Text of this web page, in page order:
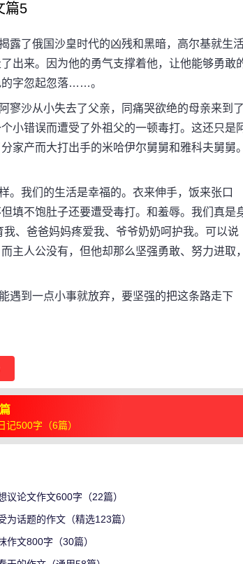
篇5
了俄国沙皇时代的凶残和黑暗，高尔基就生
出来。因为他的勇气支撑着他，让他能够勇敢
的字忽起忽落……。
沙从小失去了父亲，同痛哭欲绝的母亲来到
小错误而遭受了外祖父的一顿毒打。这还只是
家产而大打出手的米哈伊尔舅舅和雅科夫舅舅
我们的生活是幸福的。衣来伸手，饭来张口
填不饱肚子还要遭受毒打。和羞辱。我们真是
、爸爸妈妈疼爱我、爷爷奶奶呵护我。可以说
主人公没有，但他却那么坚强勇敢、努力进取
到一点小事就放弃，要坚强的把这条路走下
记500字（6篇）
议论文作文600字（22篇）
为话题的作文（精选123篇）
作文800字（30篇）